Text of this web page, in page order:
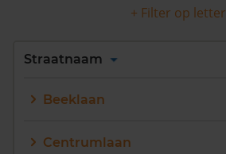
+ Filter op letter
Alles
Q
R
Straatnaam
Beeklaan
Centrumlaan